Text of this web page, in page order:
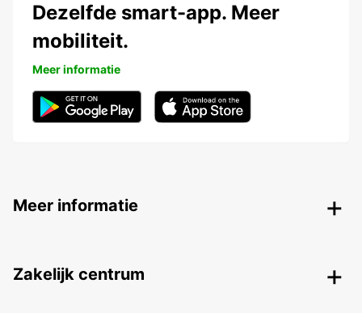
Dezelfde smart-app. Meer
mobiliteit.
Meer informatie
Meer informatie
Zakelijk centrum